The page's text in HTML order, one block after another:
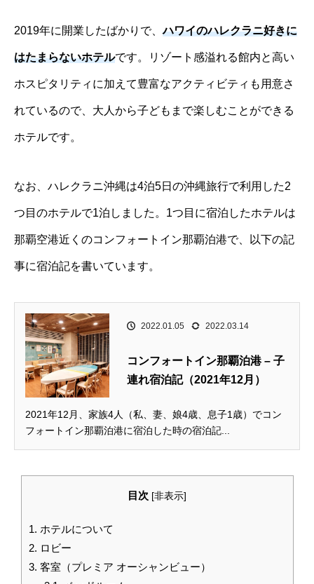
2019年に開業したばかりで、ハワイのハレクラニ好きに
はたまらないホテルです。リゾート感溢れる館内と高い
ホスピタリティに加えて豊富なアクティビティも用意さ
れているので、大人から子どもまで楽しむことができる
ホテルです。
なお、ハレクラニ沖縄は4泊5日の沖縄旅行で利用した2
つ目のホテルで1泊しました。1つ目に宿泊したホテルは
那覇空港近くのコンフォートイン那覇泊港で、以下の記
事に宿泊記を書いています。
2022.01.05 2022.03.14
コンフォートイン那覇泊港 – 子
連れ宿泊記（2021年12月）
2021年12月、家族4人（私、妻、娘4歳、息子1歳）でコン
フォートイン那覇泊港に宿泊した時の宿泊記...
目次 [非表示]
1. ホテルについて
2. ロビー
3. 客室（プレミア オーシャンビュー）